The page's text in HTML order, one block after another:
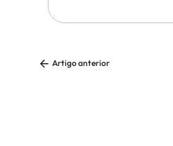
Artigo anterior